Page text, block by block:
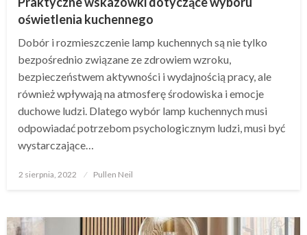
oświetlenia kuchennego
Dobór i rozmieszczenie lamp kuchennych są nie tylko
bezpośrednio związane ze zdrowiem wzroku,
bezpieczeństwem aktywności i wydajnością pracy, ale
również wpływają na atmosferę środowiska i emocje
duchowe ludzi. Dlatego wybór lamp kuchennych musi
odpowiadać potrzebom psychologicznym ludzi, musi być
wystarczające…
Opublikowane
2 sierpnia, 2022 Pullen Neil